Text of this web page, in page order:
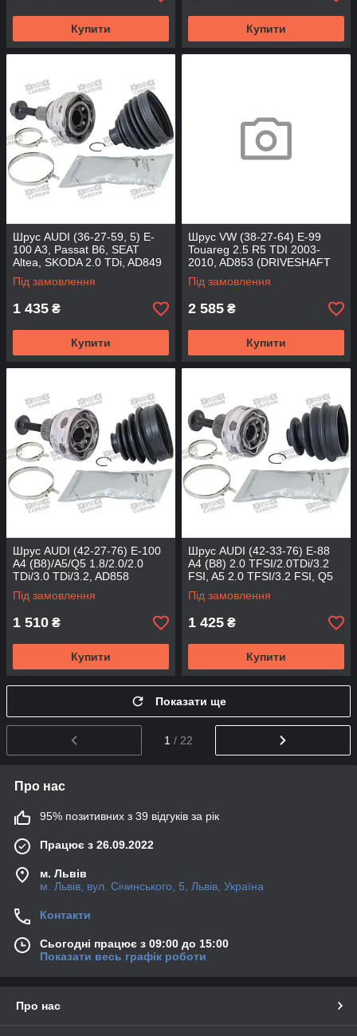
Купити Купити
Шрус AUDI (36-27-59, 5) E-
100 A3, Passat B6, SEAT
Altea, SKODA 2.0 TDi, AD849
(DRIVESHAFT PARTS)
Під замовлення
1 435 ₴
Купити
Шрус VW (38-27-64) E-99
Touareg 2.5 R5 TDI 2003-
2010, AD853 (DRIVESHAFT
PARTS)
Під замовлення
2 585 ₴
Купити
Шрус AUDI (42-27-76) E-100
A4 (B8)/A5/Q5 1.8/2.0/2.0
TDi/3.0 TDi/3.2, AD858
(DRIVESHAFT PARTS)
Під замовлення
1 510 ₴
Купити
Шрус AUDI (42-33-76) E-88
A4 (B8) 2.0 TFSI/2.0TDi/3.2
FSI, A5 2.0 TFSI/3.2 FSI, Q5
2.0, AD859 (DSP)
Під замовлення
1 425 ₴
Купити
Показати ще
1 / 22
Про нас
95% позитивних з 39 відгуків за рік
Працює з 26.09.2022
м. Львів
м. Львів, вул. Січинського, 5, Львів, Україна
Контакти
Сьогодні працює з 09:00 до 15:00
Показати весь графік роботи
Про нас